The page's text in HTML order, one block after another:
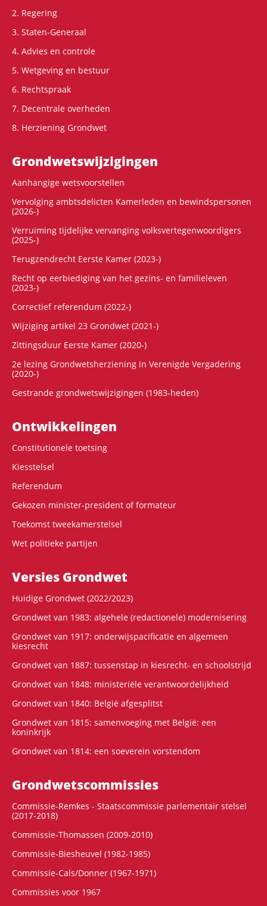
2. Regering
3. Staten-Generaal
4. Advies en controle
5. Wetgeving en bestuur
6. Rechtspraak
7. Decentrale overheden
8. Herziening Grondwet
Grondwets­wijzigingen
Aanhangige wetsvoorstellen
Vervolging ambtsdelicten Kamerleden en bewindspersonen
(2026-)
Verruiming tijdelijke vervanging volksvertegenwoordigers
(2025-)
Terugzendrecht Eerste Kamer (2023-)
Recht op eerbiediging van het gezins- en familieleven
(2023-)
Correctief referendum (2022-)
Wijziging artikel 23 Grondwet (2021-)
Zittingsduur Eerste Kamer (2020-)
2e lezing Grondwetsherziening in Verenigde Vergadering
(2020-)
Gestrande grondwetswijzigingen (1983-heden)
Ontwikke­lingen
Constitutionele toetsing
Kiesstelsel
Referendum
Gekozen minister-president of formateur
Toekomst tweekamerstelsel
Wet politieke partijen
Versies Grondwet
Huidige Grondwet (2022/2023)
Grondwet van 1983: algehele (redactionele) modernisering
Grondwet van 1917: onderwijspacificatie en algemeen
kiesrecht
Grondwet van 1887: tussenstap in kiesrecht- en schoolstrijd
Grondwet van 1848: ministeriële verantwoordelijkheid
Grondwet van 1840: België afgesplitst
Grondwet van 1815: samenvoeging met België: een
koninkrijk
Grondwet van 1814: een soeverein vorstendom
Grondwets­commissies
Commissie-Remkes - Staatscommissie parlementair stelsel
(2017-2018)
Commissie-Thomassen (2009-2010)
Commissie-Biesheuvel (1982-1985)
Commissie-Cals/Donner (1967-1971)
Commissies voor 1967